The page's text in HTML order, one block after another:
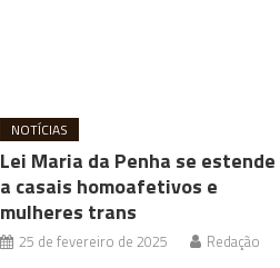
NOTÍCIAS
Lei Maria da Penha se estende
a casais homoafetivos e
mulheres trans
25 de fevereiro de 2025 Redação